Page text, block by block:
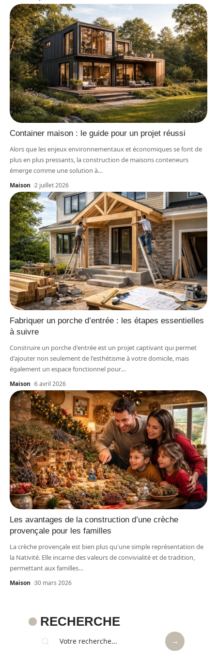
Container maison : le guide pour un projet réussi
Alors que les enjeux environnementaux et économiques se font de
plus en plus pressants, la construction de maisons conteneurs
émerge comme une solution à…
Maison 2 juillet 2026
Fabriquer un porche d’entrée : les étapes essentielles
à suivre
Construire un porche d'entrée est un projet captivant qui permet
d'ajouter non seulement de l'esthétisme à votre domicile, mais
également un espace fonctionnel pour…
Maison 6 avril 2026
Les avantages de la construction d’une crèche
provençale pour les familles
La crèche provençale est bien plus qu'une simple représentation de
la Nativité. Elle incarne des valeurs de convivialité et de tradition,
permettant aux familles…
Maison 30 mars 2026
RECHERCHE